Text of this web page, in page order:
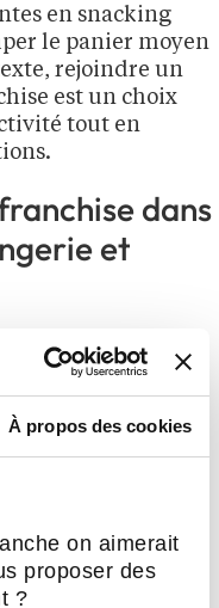
À propos des cookies
on aimerait
proposer des
?
en snacking
le panier moyen
rejoindre un
est un choix
tout en
dans
et
concurrentiel
risques, d’où
une
en
farines, création